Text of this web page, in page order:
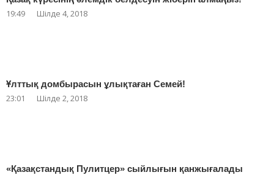
19:49 Шілде 4, 2018
Ұлттық домбырасын ұлықтаған Семей!
23:01 Шілде 2, 2018
«Қазақстандық Пулитцер» сыйлығын қанжығалады